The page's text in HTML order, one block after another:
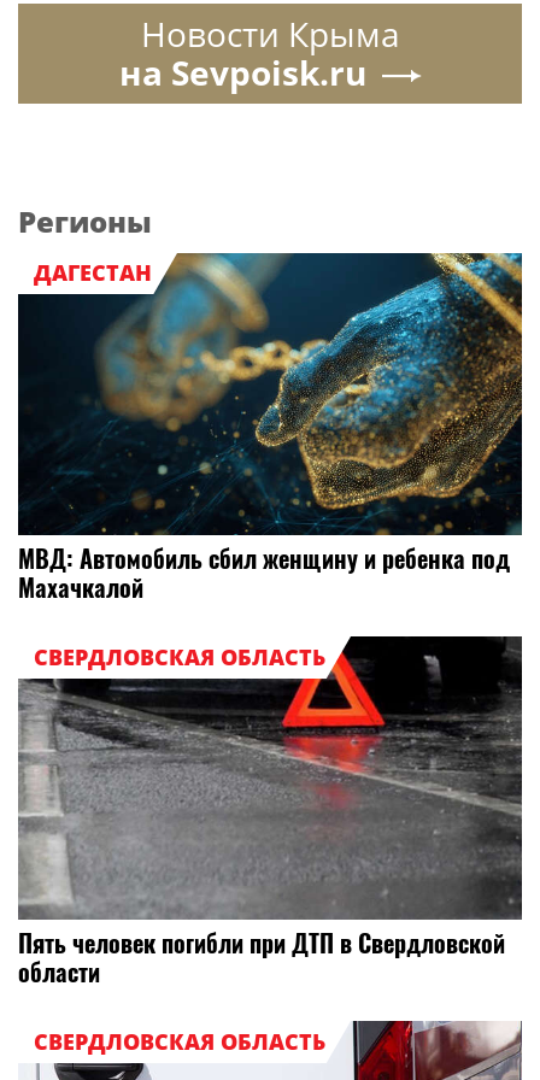
Новости Крыма
на Sevpoisk.ru
Регионы
ДАГЕСТАН
МВД: Автомобиль сбил женщину и ребенка под
Махачкалой
СВЕРДЛОВСКАЯ ОБЛАСТЬ
Пять человек погибли при ДТП в Свердловской
области
СВЕРДЛОВСКАЯ ОБЛАСТЬ